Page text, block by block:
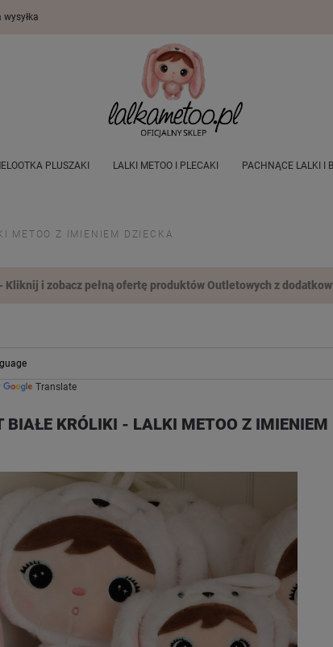
wysyłka
PLUSZAKI LALKI METOO I PLECAKI PACHNĄCE LALKI I
METOO Z IMIENIEM DZIECKA
Kliknij i zobacz pełną ofertę produktów Outletowych z
Translate
BIAŁE KRÓLIKI - LALKI METOO Z IMIENIEM